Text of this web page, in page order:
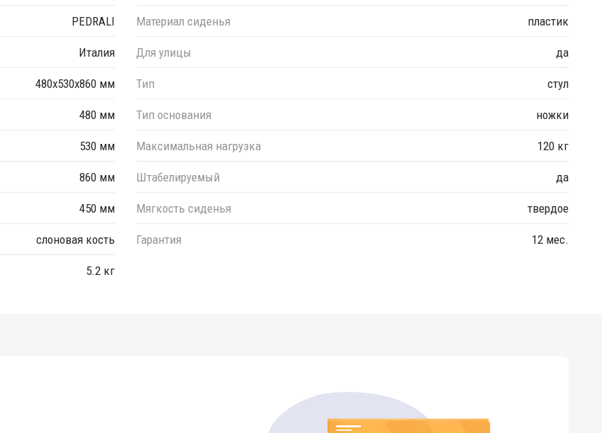
PEDRALI
Италия
480х530х860 мм
480 мм
530 мм
860 мм
450 мм
слоновая кость
5.2 кг
Материал сиденья пластик
Для улицы да
Тип стул
Тип основания ножки
Максимальная нагрузка 120 кг
Штабелируемый да
Мягкость сиденья твердое
Гарантия 12 мес.